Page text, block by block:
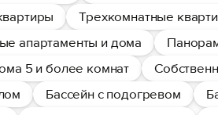
Трехкомнатные
апартаменты и дома
5 и более комнат
Бассейн с подогревом